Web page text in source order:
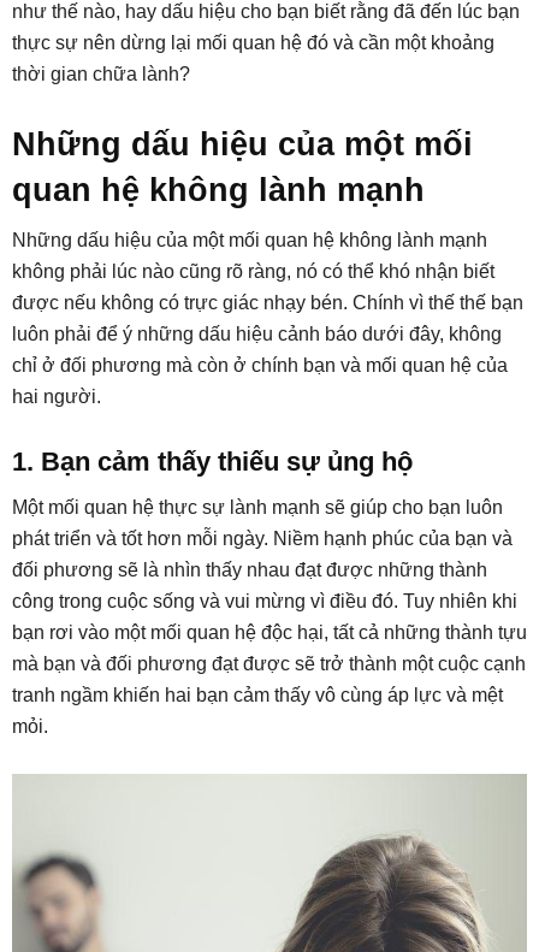
như thế nào, hay dấu hiệu cho bạn biết rằng đã đến lúc bạn
thực sự nên dừng lại mối quan hệ đó và cần một khoảng
thời gian chữa lành?
Những dấu hiệu của một mối
quan hệ không lành mạnh
Những dấu hiệu của một mối quan hệ không lành mạnh
không phải lúc nào cũng rõ ràng, nó có thể khó nhận biết
được nếu không có trực giác nhạy bén. Chính vì thế thế bạn
luôn phải để ý những dấu hiệu cảnh báo dưới đây, không
chỉ ở đối phương mà còn ở chính bạn và mối quan hệ của
hai người.
1. Bạn cảm thấy thiếu sự ủng hộ
Một mối quan hệ thực sự lành mạnh sẽ giúp cho bạn luôn
phát triển và tốt hơn mỗi ngày. Niềm hạnh phúc của bạn và
đối phương sẽ là nhìn thấy nhau đạt được những thành
công trong cuộc sống và vui mừng vì điều đó. Tuy nhiên khi
bạn rơi vào một mối quan hệ độc hại, tất cả những thành tựu
mà bạn và đối phương đạt được sẽ trở thành một cuộc cạnh
tranh ngầm khiến hai bạn cảm thấy vô cùng áp lực và mệt
mỏi.